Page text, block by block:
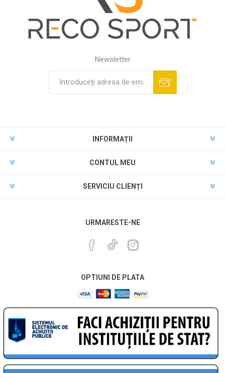
Newsletter
INFORMAȚII
CONTUL MEU
SERVICIU CLIENȚI
URMARESTE-NE
OPTIUNI DE PLATA